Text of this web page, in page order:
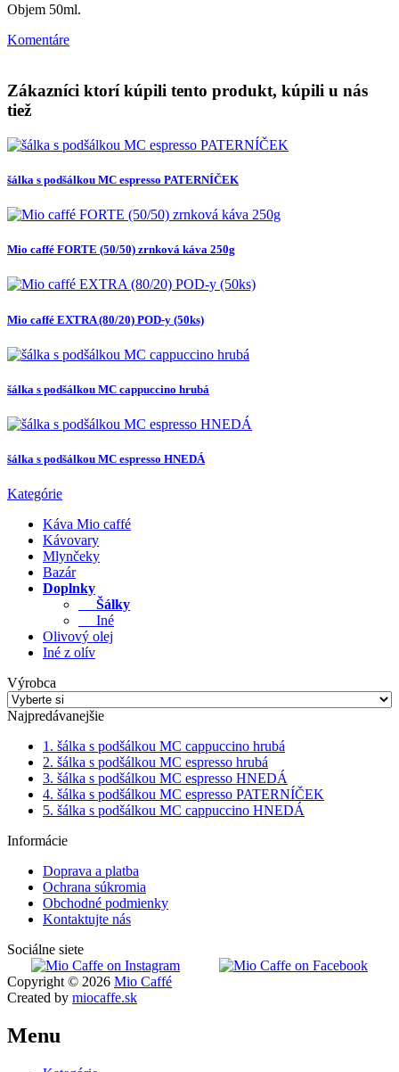
Objem 50ml.
Komentáre
Zákazníci ktorí kúpili tento produkt, kúpili u nás
tiež
šálka s podšálkou MC espresso PATERNÍČEK
Mio caffé FORTE (50/50) zrnková káva 250g
Mio caffé EXTRA (80/20) POD-y (50ks)
šálka s podšálkou MC cappuccino hrubá
šálka s podšálkou MC espresso HNEDÁ
Kategórie
Káva Mio caffé
Kávovary
Mlynčeky
Bazár
Doplnky
Šálky
Iné
Olivový olej
Iné z olív
Výrobca
Najpredávanejšie
1. šálka s podšálkou MC cappuccino hrubá
2. šálka s podšálkou MC espresso hrubá
3. šálka s podšálkou MC espresso HNEDÁ
4. šálka s podšálkou MC espresso PATERNÍČEK
5. šálka s podšálkou MC cappuccino HNEDÁ
Informácie
Doprava a platba
Ochrana súkromia
Obchodné podmienky
Kontaktujte nás
Sociálne siete
Copyright © 2026 Mio Caffé
Created by miocaffe.sk
Menu